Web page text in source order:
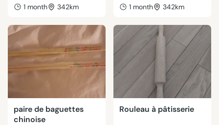
1 month 342km 1 month 342km
paire de baguettes
chinoise
Rouleau à pâtisserie